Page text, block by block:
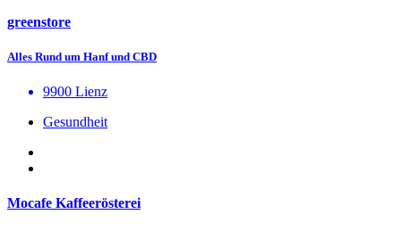
greenstore
Alles Rund um Hanf und CBD
9900 Lienz
Gesundheit
Mocafe Kaffeerösterei